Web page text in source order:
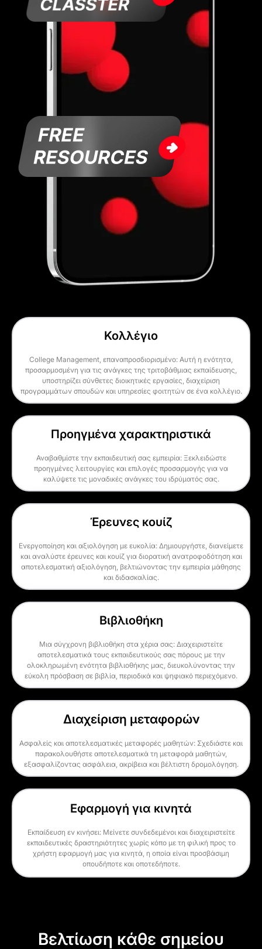
Κολλέγιο
College Management, επαναπροσδιορισμένο: Αυτή η ενότητα,
προσαρμοσμένη για τις ανάγκες της τριτοβάθμιας εκπαίδευσης,
υποστηρίζει σύνθετες διοικητικές εργασίες, διαχείριση
προγραμμάτων σπουδών και υπηρεσίες φοιτητών σε ένα κολλέγιο.
Προηγμένα χαρακτηριστικά
Αναβαθμίστε την εκπαιδευτική σας εμπειρία: Ξεκλειδώστε
προηγμένες λειτουργίες και επιλογές προσαρμογής για να
καλύψετε τις μοναδικές ανάγκες του ιδρύματός σας.
Έρευνες κουίζ
Ενεργοποίηση και αξιολόγηση με ευκολία: Δημιουργήστε, διανείμετε
και αναλύστε έρευνες και κουίζ για διορατική ανατροφοδότηση και
αποτελεσματική αξιολόγηση, βελτιώνοντας την εμπειρία μάθησης
και διδασκαλίας.
Βιβλιοθήκη
Μια σύγχρονη βιβλιοθήκη στα χέρια σας: Διαχειριστείτε
αποτελεσματικά τους εκπαιδευτικούς σας πόρους με την
ολοκληρωμένη ενότητα βιβλιοθήκης μας, διευκολύνοντας την
εύκολη πρόσβαση σε βιβλία, περιοδικά και ψηφιακό περιεχόμενο.
Διαχείριση μεταφορών
Ασφαλείς και αποτελεσματικές μεταφορές μαθητών: Σχεδιάστε και
παρακολουθήστε αποτελεσματικά τη μεταφορά μαθητών,
εξασφαλίζοντας ασφάλεια, ακρίβεια και βέλτιστη δρομολόγηση.
Εφαρμογή για κινητά
Εκπαίδευση εν κινήσει: Μείνετε συνδεδεμένοι και διαχειριστείτε
εκπαιδευτικές δραστηριότητες χωρίς κόπο με τη φιλική προς το
χρήστη εφαρμογή μας για κινητά, η οποία είναι προσβάσιμη
οπουδήποτε και οποτεδήποτε.
Βελτίωση κάθε σημείου